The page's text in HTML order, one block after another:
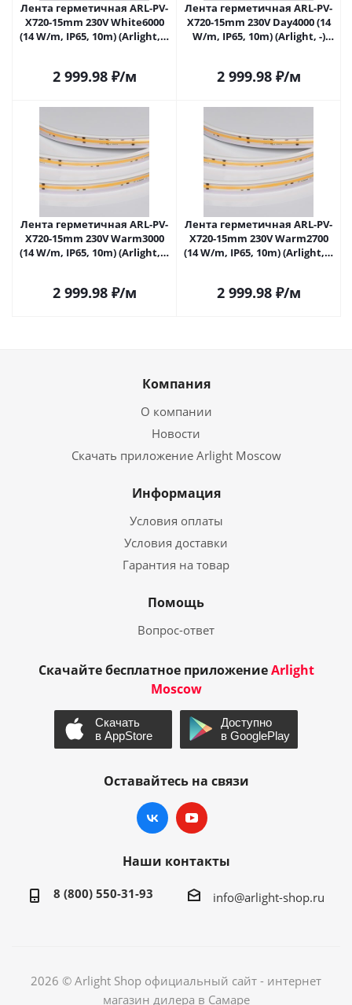
Лента герметичная ARL-PV-
X720-15mm 230V White6000
(14 W/m, IP65, 10m) (Arlight, -)
2 999.98₽/м
Лента герметичная ARL-PV-
X720-15mm 230V Day4000 (14
W/m, IP65, 10m) (Arlight, -)
2 999.98₽/м
Лента герметичная ARL-PV-
X720-15mm 230V Warm3000
(14 W/m, IP65, 10m) (Arlight, -)
2 999.98₽/м
Лента герметичная ARL-PV-
X720-15mm 230V Warm2700
(14 W/m, IP65, 10m) (Arlight, -)
2 999.98₽/м
Компания
О компании
Новости
Скачать приложение Arlight Moscow
Информация
Условия оплаты
Условия доставки
Гарантия на товар
Помощь
Вопрос-ответ
Скачайте бесплатное приложениеArlight
Moscow
Оставайтесь на связи
Наши контакты
8 (800) 550-31-93 info@arlight-shop.ru
2026 © Arlight Shop официальный сайт - интернет
магазин дилера в Самаре